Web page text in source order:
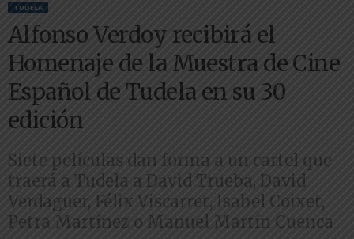
TUDELA
Alfonso Verdoy recibirá el
Homenaje de la Muestra de Cine
Español de Tudela en su 30
edición
Siete películas dan forma a un cartel que
traerá a Tudela a David Trueba, David
Verdaguer, Félix Viscarret, Isabel Coixet,
Petra Martínez o Manuel Martín Cuenca